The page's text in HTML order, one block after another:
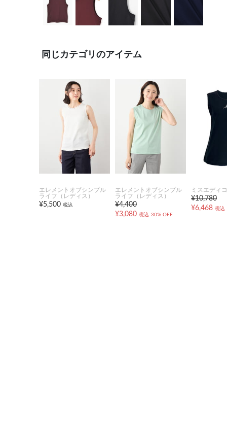
同じカテゴリのアイテム
エレメントオブシンプル
ライフ（レディス）
¥5,500 税込
エレメントオブシンプル
ライフ（レディス）
¥4,400
¥3,080 税込 30% OFF
ミスエディ
¥10,780
¥6,468 税込